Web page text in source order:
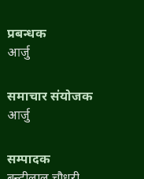
प्रबन्धक
आर्जु
समाचार संयोजक
आर्जु
सम्पादक